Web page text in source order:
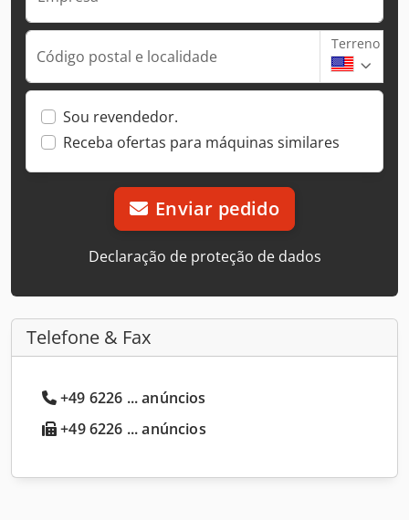
Código postal e localidade
Terreno
Sou revendedor.
Receba ofertas para máquinas similares
Enviar pedido
Declaração de proteção de dados
Telefone & Fax
+49 6226 ... anúncios
+49 6226 ... anúncios